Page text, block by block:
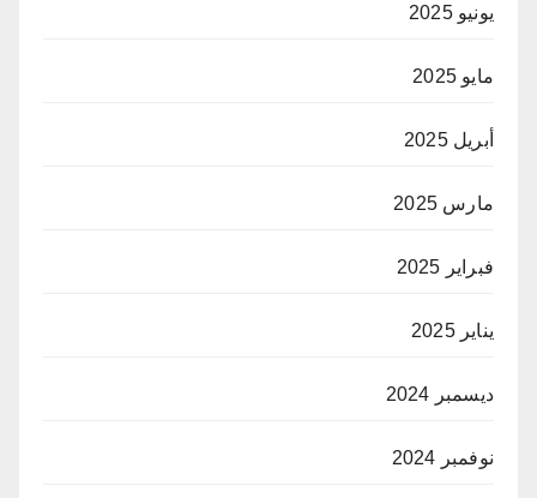
يونيو 2025
مايو 2025
أبريل 2025
مارس 2025
فبراير 2025
يناير 2025
ديسمبر 2024
نوفمبر 2024